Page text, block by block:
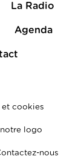
La Radio
Agenda
et cookies
logo
nous